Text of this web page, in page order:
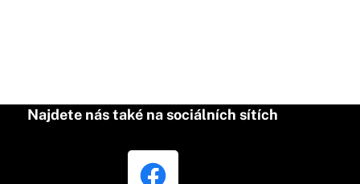
Najdete nás také na sociálních sítích